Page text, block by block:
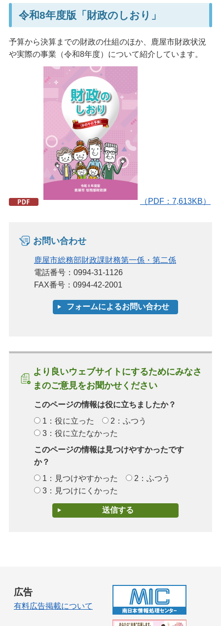
令和8年度版「財政のしおり」
予算から決算までの財政の仕組のほか、鹿屋市財政状況
や実際の事業（令和8年度）について紹介しています。
（PDF：7,613KB）
お問い合わせ
鹿屋市総務部財政課財務第一係・第二係
電話番号：0994-31-1126
FAX番号：0994-42-2001
より良いウェブサイトにするためにみなさ
まのご意見をお聞かせください
このページの情報は役に立ちましたか？
1：役に立った
2：ふつう
3：役に立たなかった
このページの情報は見つけやすかったです
か？
1：見つけやすかった
2：ふつう
3：見つけにくかった
広告
有料広告掲載について